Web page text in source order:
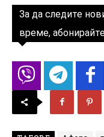
За да следите
време,